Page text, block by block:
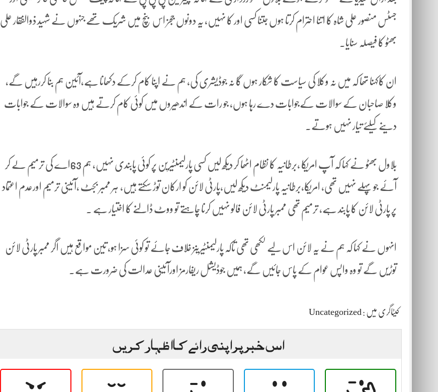
جسٹس منصور علی شاہ کا اتنا احترام کرتا ہوں جتنا کسی اور کا نہیں، یہ دونوں ججز اس بنچ میں شریک تھے جنہوں نے شہید ذوالفقار علی
بھٹو کا فیصلہ سنایا۔
ان کاکہنا تھا کہ میں نہ وکلا کی سیاست کا شکار ہوں گا نہ جوڈیشری کی، ہم نے اپنا کام کرکے دکھانا ہے،آئین ہم بنا کررہیں گے،
وکلا صاحبان کے سوالات کےجوابات دے رہا ہوں، جو رات کے اندھیروں میں کوئی کام کرتے ہیں وہ سوالات کے جوابات
دینے کیلئے تیار نہیں ہوتے۔
بلاول بھٹو نے کہا کہ آپ امریکا ،برطانیہ کا نظام اٹھا کر دیکھ لیں کسی پارلیمنٹیرین پر کوئی پابندی نہیں، ہم 63اے کی ترمیم لے کر
آئے جو پہلے نہیں تھی، امریکا،برطانیہ پارلیمنٹ دیکھ لیں،پارٹی لائن کو ارکان توڑ سکتے ہیں، ہر ممبر بجٹ ،آئینی ترمیم اورعدم اعتماد
پر پارٹی لائن کا پابند ہے، ترمیم تھی ممبر پارٹی لائن فالو نہیں کرنا چاہتے تو ووٹ ڈالنے کا اختیار ہے ۔
انہوں نے کہا کہ ہم نے یہ لائن اس لیے لکھی تھی تاکہ پارلیمنٹیرینز خلاف جائے تو کوئی سزا ہو، تین مواقع ہیں اگر ممبر پارٹی لائن
توڑیں گے تو وہ واپس عوام کے پاس جائیں گے، ہمیں جوڈیشل ریفارمز اورآئینی عدالت کی ضرورت ہے۔
کیٹاگری میں : Uncategorized
اس خبر پر اپنی رائے کا اظہار کریں